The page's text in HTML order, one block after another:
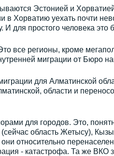
Эстонией и
в Хорватию уехать почти
для простого человека это
все регионы, кроме
миграции от Бюро
для Алматинской
области и
для городов. Это,
область Жетысу),
относительно
- катастрофа. Та же ВКО